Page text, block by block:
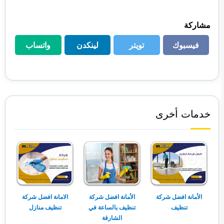
مشاركة
فيسبوك
فيسبوك
تويتر
تويتر
لينكدن
لينكدن
واتساب
واتساب
خدمات أخرى
الأمانة افضل شركة
تنظيف
الأمانة افضل شركة
تنظيف بالساعة في
الشارقة
الامانة افضل شركة
تنظيف منازل